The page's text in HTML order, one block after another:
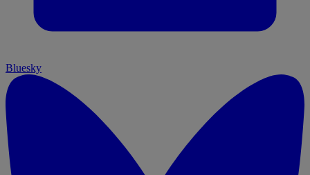
Bluesky